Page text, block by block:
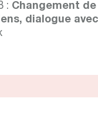
: Changement
dialogue